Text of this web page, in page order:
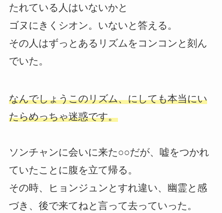
たれている人はいないかと
ゴヌにきくシオン。いないと答える。
その人はずっとあるリズムをコンコンと刻ん
でいた。
なんでしょうこのリズム、にしても本当にい
たらめっちゃ迷惑です。
ソンチャンに会いに来た○○だが、嘘をつかれ
ていたことに腹を立て帰る。
その時、ヒョンジュンとすれ違い、幽霊と感
づき、後で来てねと言って去っていった。